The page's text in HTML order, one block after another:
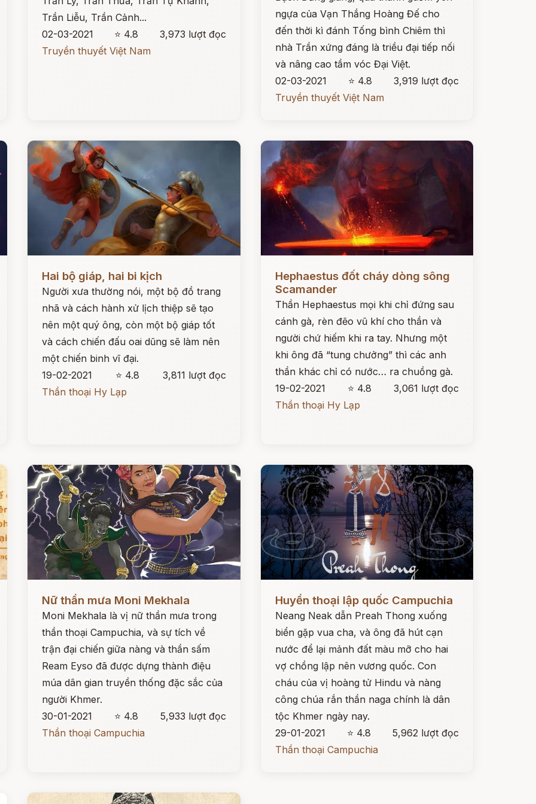
Trần Liễu, Trần Cảnh...
02-03-2021
⭐ 4.8
3,973 lượt đọc
Truyền thuyết Việt Nam
ngựa của Vạn Thắng Hoàng Đế cho
đến thời kì đánh Tống bình Chiêm thì
nhà Trần xứng đáng là triều đại tiếp nối
và nâng cao tầm vóc Đại Việt.
02-03-2021
⭐ 4.8
3,919 lượt đọc
Truyền thuyết Việt Nam
Hai bộ giáp, hai bi kịch
Người xưa thường nói, một bộ đồ trang
nhã và cách hành xử lịch thiệp sẽ tạo
nên một quý ông, còn một bộ giáp tốt
và cách chiến đấu oai dũng sẽ làm nên
một chiến binh vĩ đại.
19-02-2021
⭐ 4.8
3,811 lượt đọc
Thần thoại Hy Lạp
Hephaestus đốt cháy dòng sông
Scamander
Thần Hephaestus mọi khi chỉ đứng sau
cánh gà, rèn đẽo vũ khí cho thần và
người chứ hiếm khi ra tay. Nhưng một
khi ông đã “tung chưởng” thì các anh
thần khác chỉ có nước… ra chuồng gà.
19-02-2021
⭐ 4.8
3,061 lượt đọc
Thần thoại Hy Lạp
Nữ thần mưa Moni Mekhala
Moni Mekhala là vị nữ thần mưa trong
thần thoại Campuchia, và sự tích về
trận đại chiến giữa nàng và thần sấm
Ream Eyso đã được dựng thành điệu
múa dân gian truyền thống đặc sắc của
người Khmer.
30-01-2021
⭐ 4.8
5,933 lượt đọc
Thần thoại Campuchia
Đọc ngay
Huyền thoại lập quốc Campuchia
Neang Neak dẫn Preah Thong xuống
biển gặp vua cha, và ông đã hút cạn
nước để lại mảnh đất màu mỡ cho hai
vợ chồng lập nên vương quốc. Con
cháu của vị hoàng tử Hindu và nàng
công chúa rắn thần naga chính là dân
tộc Khmer ngày nay.
29-01-2021
⭐ 4.8
5,962 lượt đọc
Thần thoại Campuchia